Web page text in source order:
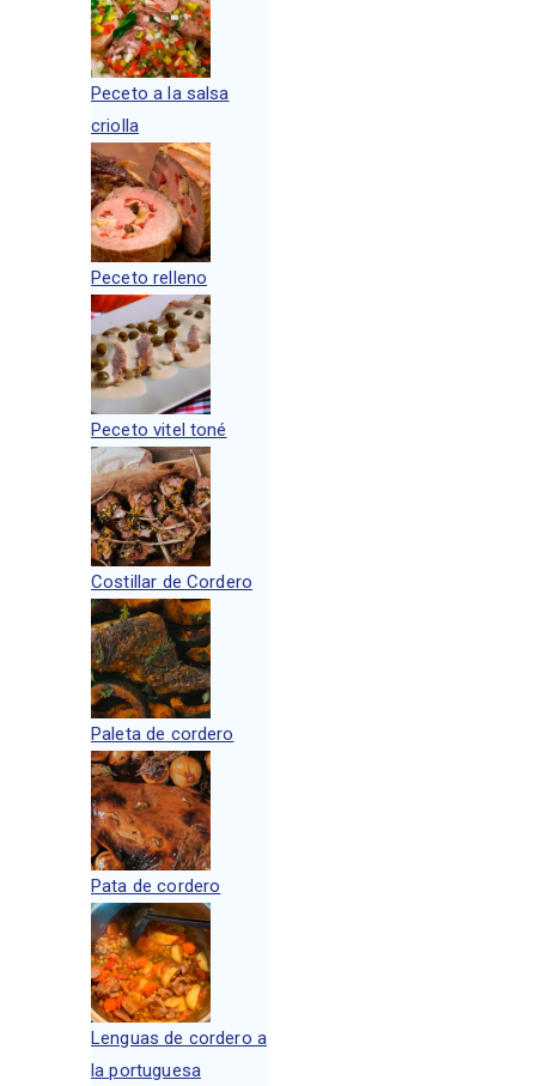
Peceto a la salsa
criolla
Peceto relleno
Peceto vitel toné
Costillar de Cordero
Paleta de cordero
Pata de cordero
Lenguas de cordero a
la portuguesa